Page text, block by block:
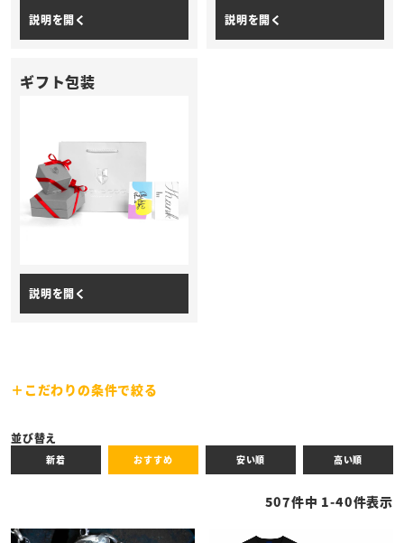
ギフト包装
こだわりの条件で絞る
並び替え
新着 おすすめ 安い順 高い順
507件中 1-40件表示